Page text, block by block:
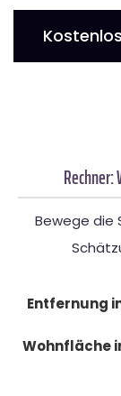
Bewege die
Entfernung
Wohnfläche